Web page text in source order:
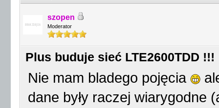
szopen
Moderator
Plus buduje sieć LTE2600TDD !!!
Nie mam bladego pojęcia
dane były raczej wiarygodne